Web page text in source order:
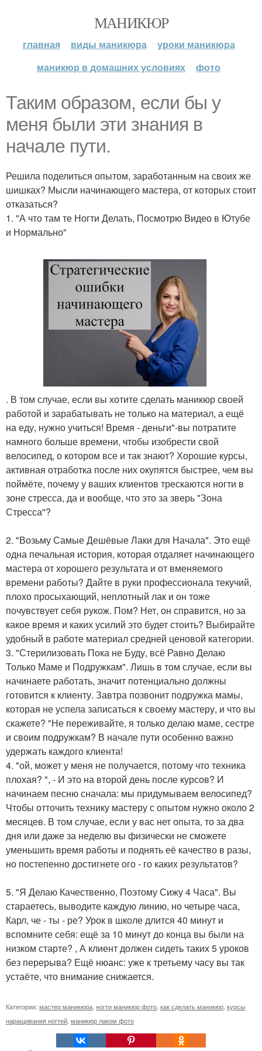
МАНИКЮР
главная виды маникюра
уроки маникюра
маникюр в домашних условиях
фото
Таким образом, если бы у
меня были эти знания в
начале пути.
Решила поделиться опытом, заработанным на своих же
шишках? Мысли начинающего мастера, от которых стоит
отказаться?
1. "А что там те Ногти Делать, Посмотрю Видео в Ютубе
и Нормально"
. В том случае, если вы хотите сделать маникюр своей
работой и зарабатывать не только на материал, а ещё
на еду, нужно учиться! Время - деньги"-вы потратите
намного больше времени, чтобы изобрести свой
велосипед, о котором все и так знают? Хорошие курсы,
активная отработка после них окупятся быстрее, чем вы
поймёте, почему у ваших клиентов трескаются ногти в
зоне стресса, да и вообще, что это за зверь "Зона
Стресса"?
2. "Возьму Самые Дешёвые Лаки для Начала". Это ещё
одна печальная история, которая отдаляет начинающего
мастера от хорошего результата и от вменяемого
времени работы? Дайте в руки профессионала текучий,
плохо просыхающий, неплотный лак и он тоже
почувствует себя рукож. Пом? Нет, он справится, но за
какое время и каких усилий это будет стоить? Выбирайте
удобный в работе материал средней ценовой категории.
3. "Стерилизовать Пока не Буду, всё Равно Делаю
Только Маме и Подружкам". Лишь в том случае, если вы
начинаете работать, значит потенциально должны
готовится к клиенту. Завтра позвонит подружка мамы,
которая не успела записаться к своему мастеру, и что вы
скажете? "Не переживайте, я только делаю маме, сестре
и своим подружкам? В начале пути особенно важно
удержать каждого клиента!
4. "ой, может у меня не получается, потому что техника
плохая? ", - И это на второй день после курсов? И
начинаем песню сначала: мы придумываем велосипед?
Чтобы отточить технику мастеру с опытом нужно около 2
месяцев. В том случае, если у вас нет опыта, то за два
дня или даже за неделю вы физически не сможете
уменьшить время работы и поднять её качество в разы,
но постепенно достигнете ого - го каких результатов?
5. "Я Делаю Качественно, Поэтому Сижу 4 Часа". Вы
стараетесь, выводите каждую линию, но четыре часа,
Карл, че - ты - ре? Урок в школе длится 40 минут и
вспомните себя: ещё за 10 минут до конца вы были на
низком старте? , А клиент должен сидеть таких 5 уроков
без перерыва? Ещё нюанс: уже к третьему часу вы так
устаёте, что внимание снижается.
Категории: мастер маникюра ногти маникюр фото как сделать маникюр курсы
наращивания ногтей маникюр лаком фото